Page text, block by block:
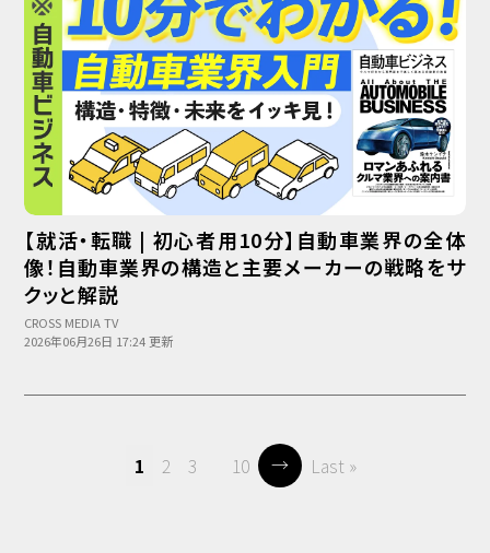
【就活・転職 | 初心者用10分】自動車業界の全体
像！自動車業界の構造と主要メーカーの戦略をサ
クッと解説
CROSS MEDIA TV
2026年06月26日 17:24 更新
1 2 3 10 → Last »